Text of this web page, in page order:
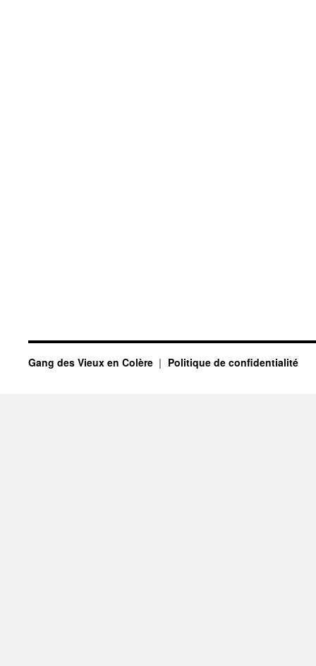
Gang des Vieux en Colère Politique de confidentialité